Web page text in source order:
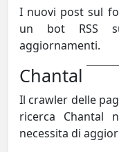
I nuovi post sul
un bot RSS
aggiornamenti.
Chantal
Il crawler delle
ricerca Chantal
necessita di